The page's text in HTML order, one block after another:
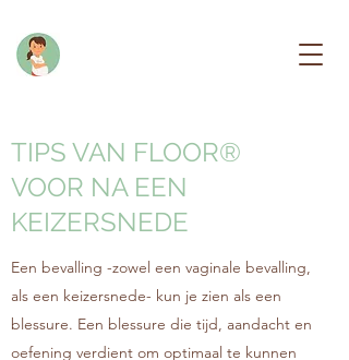
TIPS VAN FLOOR®
VOOR NA EEN
KEIZERSNEDE
Een bevalling -zowel een vaginale bevalling,
als een keizersnede- kun je zien als een
blessure. Een blessure die tijd, aandacht en
oefening verdient om optimaal te kunnen